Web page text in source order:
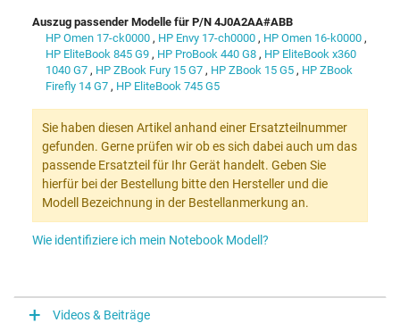
Auszug passender Modelle für P/N 4J0A2AA#ABB
HP Omen 17-ck0000 , HP Envy 17-ch0000 , HP Omen 16-k0000 ,
HP EliteBook 845 G9 , HP ProBook 440 G8 , HP EliteBook x360
1040 G7 , HP ZBook Fury 15 G7 , HP ZBook 15 G5 , HP ZBook
Firefly 14 G7 , HP EliteBook 745 G5
Sie haben diesen Artikel anhand einer Ersatzteilnummer
gefunden. Gerne prüfen wir ob es sich dabei auch um das
passende Ersatzteil für Ihr Gerät handelt. Geben Sie
hierfür bei der Bestellung bitte den Hersteller und die
Modell Bezeichnung in der Bestellanmerkung an.
Wie identifiziere ich mein Notebook Modell?
Videos & Beiträge